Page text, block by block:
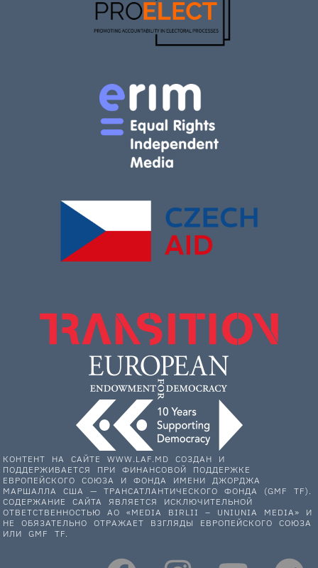
КОНТЕНТ НА САЙТЕ WWW.LAF.MD СОЗДАН И
ПОДДЕРЖИВАЕТСЯ ПРИ ФИНАНСОВОЙ ПОДДЕРЖКЕ
ЕВРОПЕЙСКОГО СОЮЗА И ФОНДА ИМЕНИ ДЖОРДЖА
МАРШАЛЛА США — ТРАНСАТЛАНТИЧЕСКОГО ФОНДА (GMF TF).
СОДЕРЖАНИЕ САЙТА ЯВЛЯЕТСЯ ИСКЛЮЧИТЕЛЬНОЙ
ОТВЕТСТВЕННОСТЬЮ АО «MEDIA BIRLII – UNIUNIA MEDIA» И
НЕ ОБЯЗАТЕЛЬНО ОТРАЖАЕТ ВЗГЛЯДЫ ЕВРОПЕЙСКОГО СОЮЗА
ИЛИ GMF TF.